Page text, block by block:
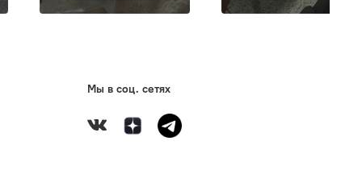
Мы в соц. сетях